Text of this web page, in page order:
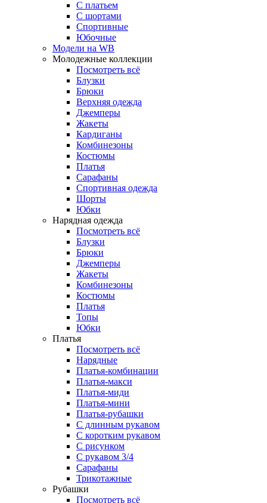
С платьем
С шортами
Спортивные
Юбочные
Модели на WB
Молодежные коллекции
Посмотреть всё
Блузки
Брюки
Верхняя одежда
Джемперы
Жакеты
Кардиганы
Комбинезоны
Костюмы
Платья
Сарафаны
Спортивная одежда
Шорты
Юбки
Нарядная одежда
Посмотреть всё
Блузки
Брюки
Джемперы
Жакеты
Комбинезоны
Костюмы
Платья
Топы
Юбки
Платья
Посмотреть всё
Нарядные
Платья-комбинации
Платья-макси
Платья-миди
Платья-мини
Платья-рубашки
С длинным рукавом
С коротким рукавом
С рисунком
С рукавом 3/4
Сарафаны
Трикотажные
Рубашки
Посмотреть всё